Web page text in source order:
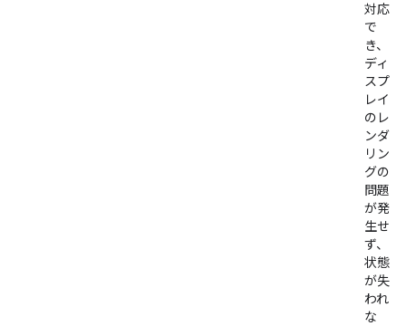
対応
で
き、
ディ
スプ
レイ
のレ
ンダ
リン
グの
問題
が発
生せ
ず、
状態
が失
われ
な